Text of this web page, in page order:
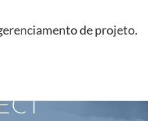
de projeto.